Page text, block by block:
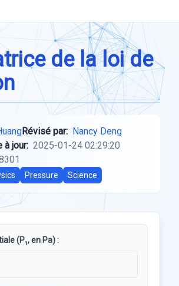
de la loi de
Révisé par: Nancy Deng
à jour: 2025-01-24 02:29:20
Pressure Science
(P₁, en Pa) :